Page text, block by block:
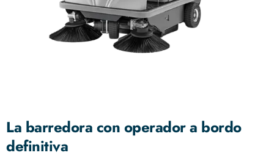
La barredora con operador a bordo
definitiva